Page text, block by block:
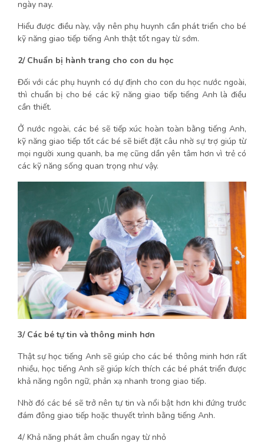
ngày nay.
Hiểu được điều này, vậy nên phụ huynh cần phát triển cho bé
kỹ năng giao tiếp tiếng Anh thật tốt ngay từ sớm.
2/ Chuẩn bị hành trang cho con du học
Đối với các phụ huynh có dự định cho con du học nước ngoài,
thì chuẩn bị cho bé các kỹ năng giao tiếp tiếng Anh là điều
cần thiết.
Ở nước ngoài, các bé sẽ tiếp xúc hoàn toàn bằng tiếng Anh,
kỹ năng giao tiếp tốt các bé sẽ biết đặt câu nhờ sự trợ giúp từ
mọi người xung quanh, ba mẹ cũng dần yên tâm hơn vì trẻ có
các kỹ năng sống quan trọng như vậy.
3/ Các bé tự tin và thông minh hơn
Thật sự học tiếng Anh sẽ giúp cho các bé thông minh hơn rất
nhiều, học tiếng Anh sẽ giúp kích thích các bé phát triển được
khả năng ngôn ngữ, phản xạ nhanh trong giao tiếp.
Nhờ đó các bé sẽ trở nên tự tin và nổi bật hơn khi đứng trước
đám đông giao tiếp hoặc thuyết trình bằng tiếng Anh.
4/ Khả năng phát âm chuẩn ngay từ nhỏ